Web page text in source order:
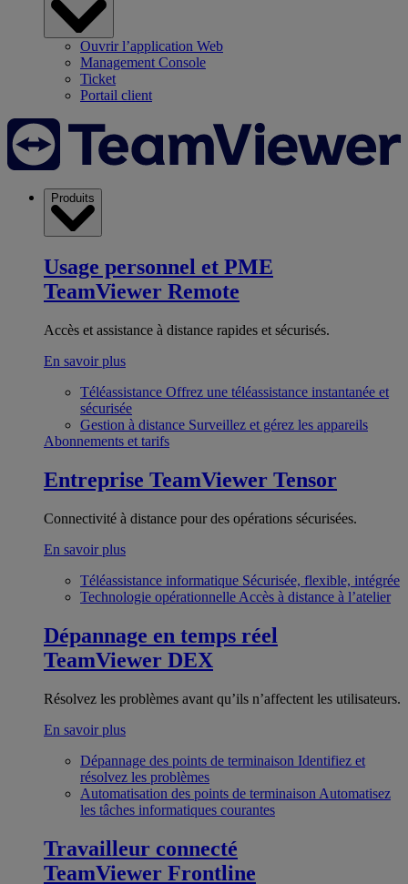
Ouvrir l’application Web
Management Console
Ticket
Portail client
Produits
Usage personnel et PME
TeamViewer Remote
Accès et assistance à distance rapides et sécurisés.
En savoir plus
Téléassistance Offrez une téléassistance instantanée et
sécurisée
Gestion à distance Surveillez et gérez les appareils
Abonnements et tarifs
Entreprise TeamViewer Tensor
Connectivité à distance pour des opérations sécurisées.
En savoir plus
Téléassistance informatique Sécurisée, flexible, intégrée
Technologie opérationnelle Accès à distance à l’atelier
Dépannage en temps réel
TeamViewer DEX
Résolvez les problèmes avant qu’ils n’affectent les utilisateurs.
En savoir plus
Dépannage des points de terminaison Identifiez et
résolvez les problèmes
Automatisation des points de terminaison Automatisez
les tâches informatiques courantes
Travailleur connecté
TeamViewer Frontline